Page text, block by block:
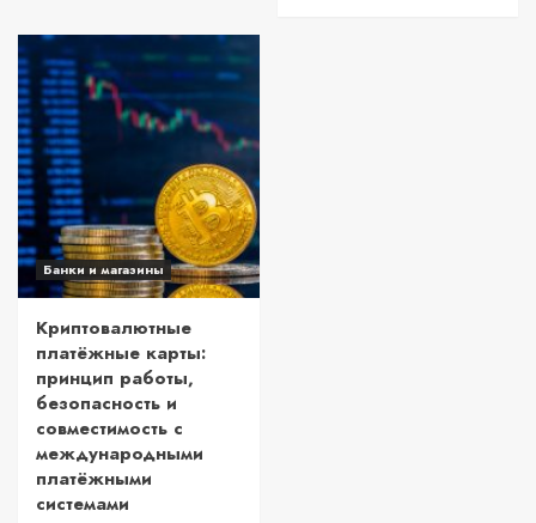
Банки и магазины
Криптовалютные
платёжные карты:
принцип работы,
безопасность и
совместимость с
международными
платёжными
системами